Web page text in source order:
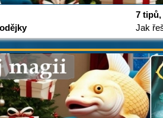
7
Jak